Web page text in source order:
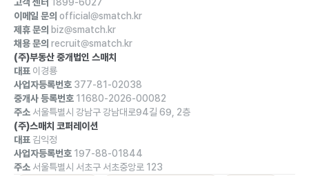
이메일 문의 official@smatch.kr
제휴 문의 biz@smatch.kr
채용 문의 recruit@smatch.kr
(주)부동산 중개법인 스매치
대표 이경룡
사업자등록번호 377-81-02038
중개사 등록번호 11680-2026-00082
주소 서울특별시 강남구 강남대로94길 69, 2층
(주)스매치 코퍼레이션
대표 김익정
사업자등록번호 197-88-01844
주소 서울특별시 서초구 서초중앙로 123